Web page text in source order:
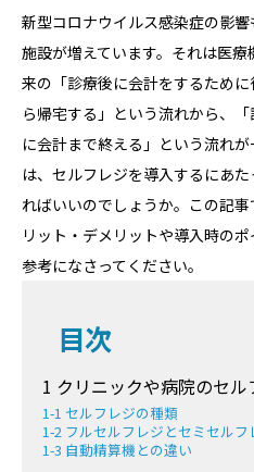
新型コロナウイルス感染症の影
施設が増えています。それは医
来の「診療後に会計をするため
ら帰宅する」という流れから、
に会計まで終える」という流れ
は、セルフレジを導入するにあ
ればいいのでしょうか。この記
リット・デメリットや導入時の
参考になさってください。
目次
1 クリニックや病院のセル
1-1 セルフレジの種類
1-2 フルセルフレジとセミセルフ
1-3 自動精算機との違い